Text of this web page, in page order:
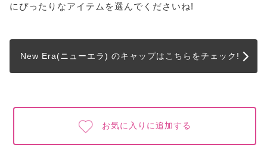
にぴったりなアイテムを選んでくださいね!
New Era(ニューエラ) のキャップはこちらをチェック!
お気に入りに追加する